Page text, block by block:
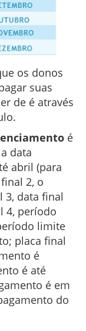
os donos
suas
de é através
é
data
abril (para
2, o
3, data final
4, período
limite
placa final
é
é até
é em
do